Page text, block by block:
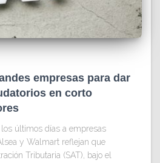
empresas para dar
en corto
últimos días a empresas
y Walmart reflejan que
Tributaria (SAT), bajo el